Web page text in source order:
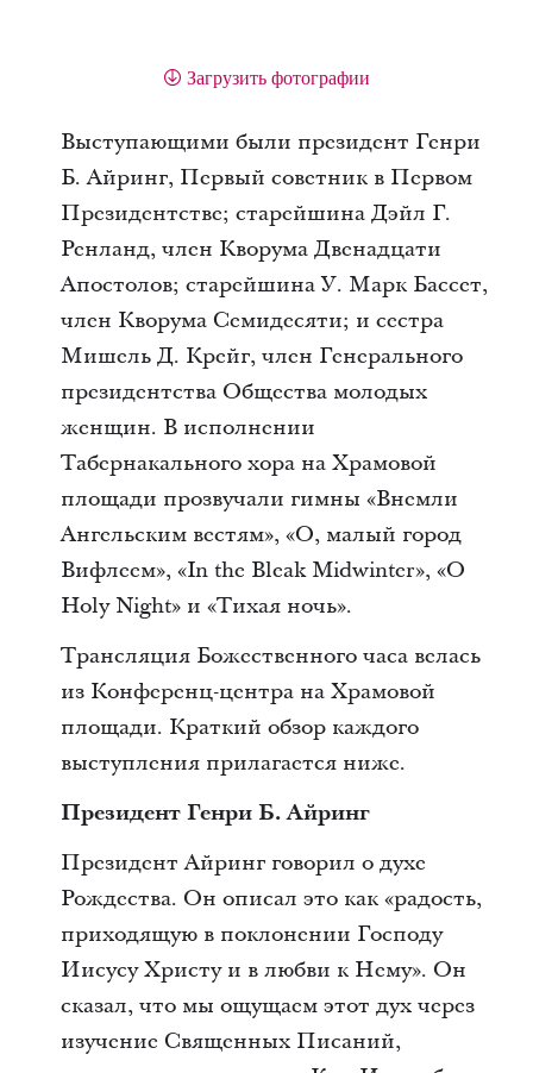
Загрузить фотографии
Выступающими были президент Генри
Б. Айринг, Первый советник в Первом
Президентстве; старейшина Дэйл Г.
Ренланд, член Кворума Двенадцати
Апостолов; старейшина У. Марк Бассет,
член Кворума Семидесяти; и сестра
Мишель Д. Крейг, член Генерального
президентства Общества молодых
женщин. В исполнении
Табернакального хора на Храмовой
площади прозвучали гимны «Внемли
Ангельским вестям», «О, малый город
Вифлеем», «In the Bleak Midwinter», «O
Holy Night» и «Тихая ночь».
Трансляция Божественного часа велась
из Конференц-центра на Храмовой
площади. Краткий обзор каждого
выступления прилагается ниже.
Президент Генри Б. Айринг
Президент Айринг говорил о духе
Рождества. Он описал это как «радость,
приходящую в поклонении Господу
Иисусу Христу и в любви к Нему». Он
сказал, что мы ощущаем этот дух через
изучение Священных Писаний,